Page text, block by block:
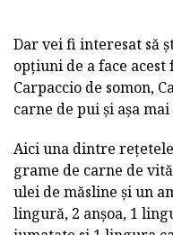
Dar vei fi interesat să
opțiuni de a face
Carpaccio de somon,
carne de pui și așa
Aici una dintre
grame de carne de
ulei de măsline și un
lingură, 2 anșoa, 1